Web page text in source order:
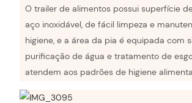
O trailer de alimentos possui superfície
aço inoxidável, de fácil limpeza e
higiene, e a área da pia é equipada com
purificação de água e tratamento de
atendem aos padrões de higiene